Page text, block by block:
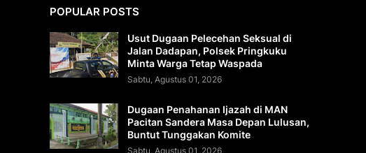
POPULAR POSTS
Usut Dugaan Pelecehan Seksual di
Jalan Dadapan, Polsek Pringkuku
Minta Warga Tetap Waspada
Sabtu, Agustus 01, 2026
Dugaan Penahanan Ijazah di MAN
Pacitan Sandera Masa Depan Lulusan,
Buntut Tunggakan Komite
Sabtu, Agustus 01, 2026